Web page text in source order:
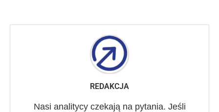
REDAKCJA
Nasi analitycy czekają na pytania. Jeśli